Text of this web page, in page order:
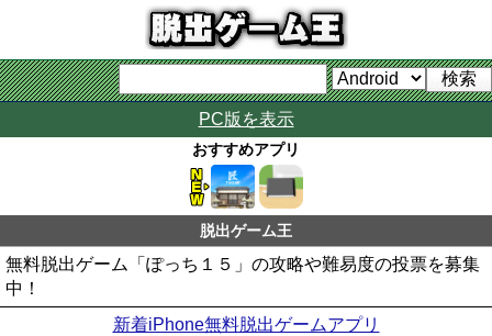
PC版を表示
おすすめアプリ
脱出ゲーム王
無料脱出ゲーム「ぽっち１５」の攻略や難易度の投票を募集
中！
新着iPhone無料脱出ゲームアプリ